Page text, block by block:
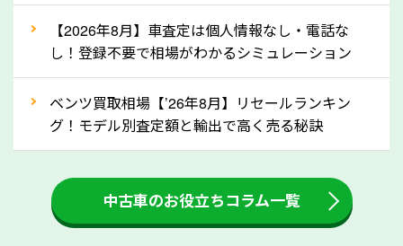
な車は早めに廃車手続きをしたほうが良いでしょう。
③自動車税の還付金の扱いについて確認し
ましょう！
車を廃車にすると、自動車税の還付金を受け取ること
ができる場合があります。廃車買取業者の中には、還
付金をお客様に返還しない業者もあります。廃車査定
をする際には、自動車税の還付金の返還があるかどう
かを確認するようにしてください。東京都のソコカラ
【2026年8月】車査定は個人情報なし・電話な
し！登録不要で相場がわかるシミュレーション
ベンツ買取相場【’26年8月】リセールランキン
グ！モデル別査定額と輸出で高く売る秘訣
中古車のお役立ちコラム一覧